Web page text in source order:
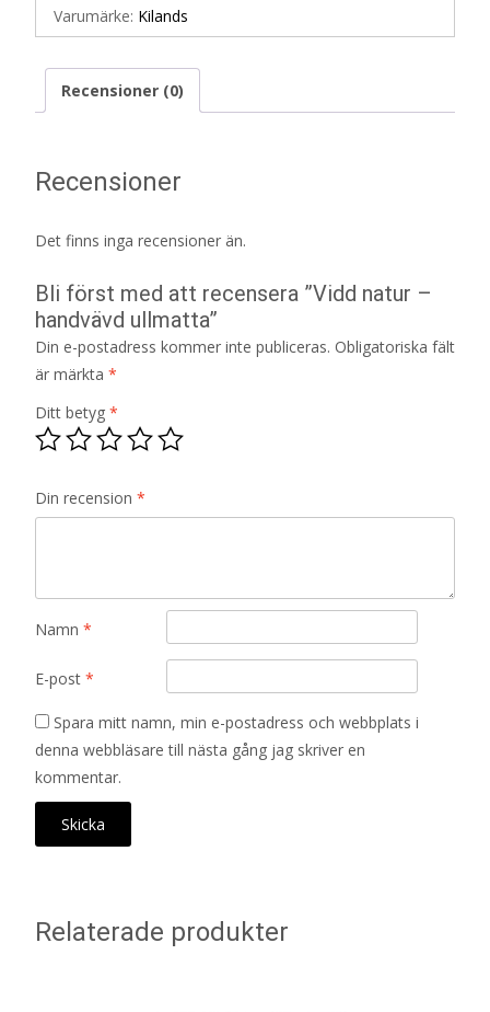
Varumärke: Kilands
Recensioner (0)
Recensioner
Det finns inga recensioner än.
Bli först med att recensera ”Vidd natur –
handvävd ullmatta”
Din e-postadress kommer inte publiceras. Obligatoriska fält
är märkta *
Ditt betyg *
Din recension *
Namn *
E-post *
Spara mitt namn, min e-postadress och webbplats i
denna webbläsare till nästa gång jag skriver en
kommentar.
Relaterade produkter